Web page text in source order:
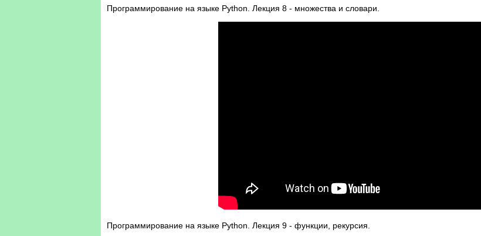
Программирование на языке Python. Лекция 8 - множества и словари.
Программирование на языке Python. Лекция 9 - функции, рекурсия.